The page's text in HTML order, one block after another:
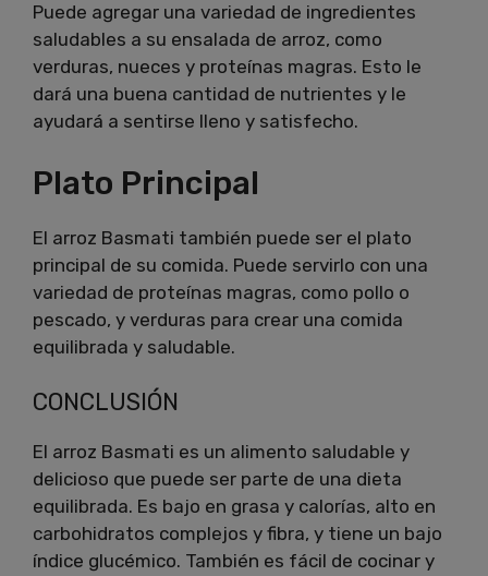
Puede agregar una variedad de ingredientes
saludables a su ensalada de arroz, como
verduras, nueces y proteínas magras. Esto le
dará una buena cantidad de nutrientes y le
ayudará a sentirse lleno y satisfecho.
Plato Principal
El arroz Basmati también puede ser el plato
principal de su comida. Puede servirlo con una
variedad de proteínas magras, como pollo o
pescado, y verduras para crear una comida
equilibrada y saludable.
CONCLUSIÓN
El arroz Basmati es un alimento saludable y
delicioso que puede ser parte de una dieta
equilibrada. Es bajo en grasa y calorías, alto en
carbohidratos complejos y fibra, y tiene un bajo
índice glucémico. También es fácil de cocinar y